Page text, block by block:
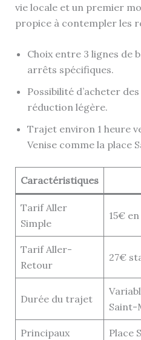
vie locale et un premier
propice à contempler les
Choix entre 3 lignes de
arrêts spécifiques.
Possibilité d’acheter
réduction légère.
Trajet environ 1 heure
Venise comme la place
Caractéristiques
Tarif Aller
Simple
15€
Tarif Aller-
Retour
27€
Durée du trajet
Saint-
Principaux
Place